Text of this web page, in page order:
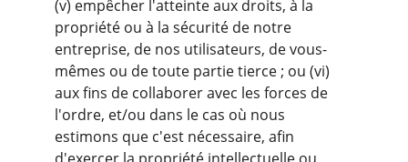
(v) empêcher l'atteinte aux droits, à la
propriété ou à la sécurité de notre
entreprise, de nos utilisateurs, de vous-
mêmes ou de toute partie tierce ; ou (vi)
aux fins de collaborer avec les forces de
l'ordre, et/ou dans le cas où nous
estimons que c'est nécessaire, afin